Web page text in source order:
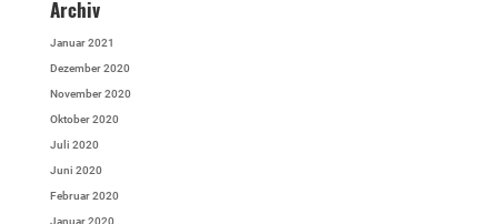
Archiv
Januar 2021
Dezember 2020
November 2020
Oktober 2020
Juli 2020
Juni 2020
Februar 2020
Januar 2020